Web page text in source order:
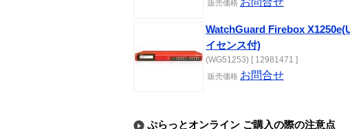
販売価格
WatchGuard Firebox
イセンス付)
(WG51253) [ 12981471 ]
販売価格 お問合せ
ぷらっとオンライン ご購入の際の注意点